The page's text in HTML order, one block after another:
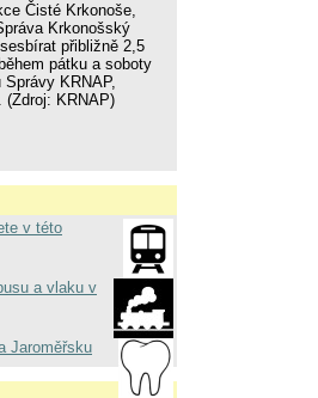
Čisté Krkonoše,
Krkonošský
přibližně 2,5
pátku a soboty
KRNAP,
(Zdroj: KRNAP)
v této
a vlaku v
Jaroměřsku